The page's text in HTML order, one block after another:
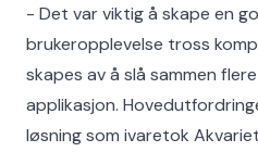
- Det var viktig å skape en
brukeropplevelse tross
skapes av å slå sammen
applikasjon.
løsning som ivaretok